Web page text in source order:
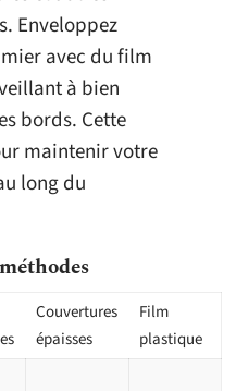
Enveloppez
avec du film
à bien
bords. Cette
maintenir votre
long du
Couvertures
épaisses
Film
plastique